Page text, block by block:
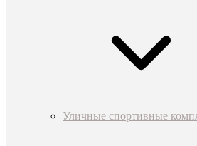
Уличные спортивные